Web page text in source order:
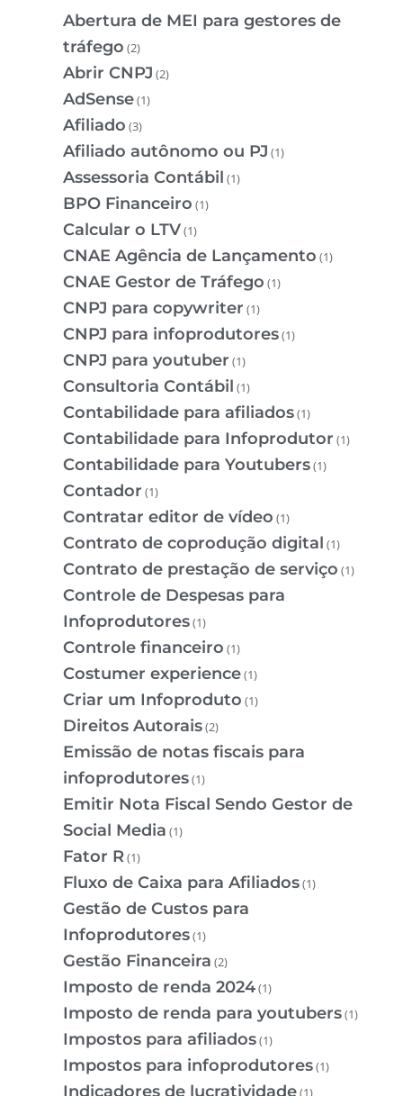
Abertura de MEI para gestores de
tráfego (2)
Abrir CNPJ (2)
AdSense(1)
Afiliado (3)
Afiliado autônomo ou PJ (1)
Assessoria Contábil (1)
BPO Financeiro (1)
Calcular o LTV(1)
CNAE Agência de Lançamento (1)
CNAE Gestor de Tráfego (1)
CNPJ para copywriter (1)
CNPJ para infoprodutores(1)
CNPJ para youtuber (1)
Consultoria Contábil (1)
Contabilidade para afiliados(1)
Contabilidade para Infoprodutor (1)
Contabilidade para Youtubers(1)
Contador (1)
Contratar editor de vídeo (1)
Contrato de coprodução digital (1)
Contrato de prestação de serviço (1)
Controle de Despesas para
Infoprodutores(1)
Controle financeiro (1)
Costumer experience(1)
Criar um Infoproduto (1)
Direitos Autorais(2)
Emissão de notas fiscais para
infoprodutores(1)
Emitir Nota Fiscal Sendo Gestor de
Social Media (1)
Fator R(1)
Fluxo de Caixa para Afiliados(1)
Gestão de Custos para
Infoprodutores(1)
Gestão Financeira (2)
Imposto de renda 2024(1)
Imposto de renda para youtubers(1)
Impostos para afiliados(1)
Impostos para infoprodutores(1)
Indicadores de lucratividade(1)